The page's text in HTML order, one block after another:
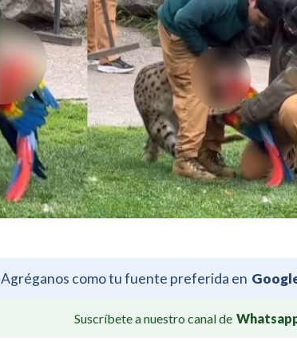
Agréganos como tu fuente preferida en
Suscríbete a nuestro canal de